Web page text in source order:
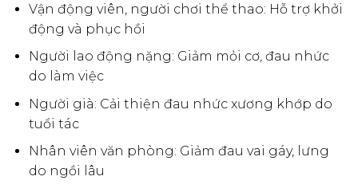
Vận động viên, người chơi thể thao: Hỗ trợ khởi
động và phục hồi
Người lao động nặng: Giảm mỏi cơ, đau nhức
do làm việc
Người già: Cải thiện đau nhức xương khớp do
tuổi tác
Nhân viên văn phòng: Giảm đau vai gáy, lưng
do ngồi lâu